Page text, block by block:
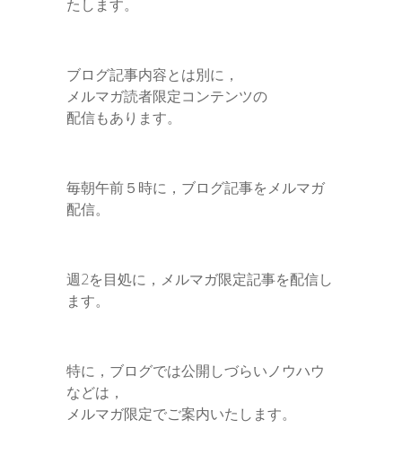
たします。
ブログ記事内容とは別に，
メルマガ読者限定コンテンツの
配信もあります。
毎朝午前５時に，ブログ記事をメルマガ
配信。
週2を目処に，メルマガ限定記事を配信し
ます。
特に，ブログでは公開しづらいノウハウ
などは，
メルマガ限定でご案内いたします。